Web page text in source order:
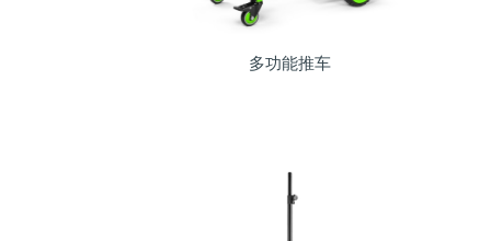
多功能推车